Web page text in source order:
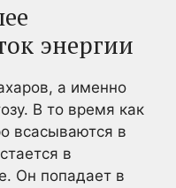
энергии
а именно
В то время как
всасываются в
в
Он попадает в